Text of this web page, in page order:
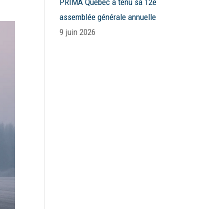
PRIMA Québec a tenu sa 12e
assemblée générale annuelle
9 juin 2026